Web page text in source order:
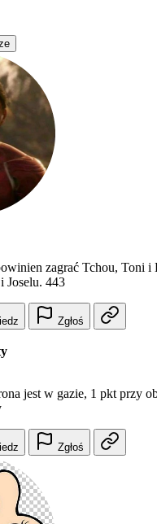
zagrać Tchou, Toni i
Joselu. 443
Zgłoś
jest w gazie, 1 pkt przy
Zgłoś